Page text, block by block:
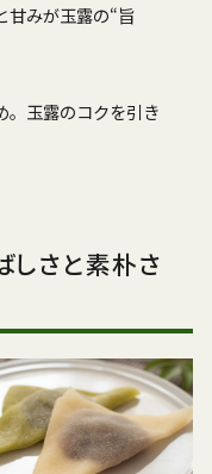
甘みが玉露の“旨
玉露のコクを引き
さと素朴さ